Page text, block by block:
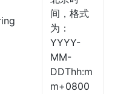
间，格式
为：
YYYY-
MM-
DDThh:m
m+0800